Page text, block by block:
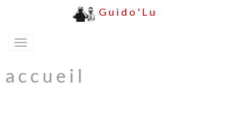
G u i d o ' L u
a c c u e i l